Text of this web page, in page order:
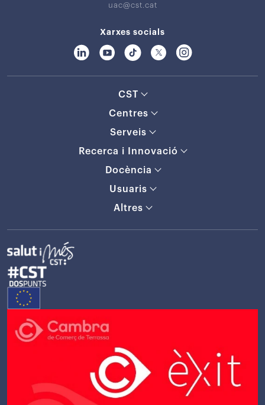
uac@cst.cat
Xarxes socials
CST
Centres
Serveis
Recerca i Innovació
Docència
Usuaris
Altres